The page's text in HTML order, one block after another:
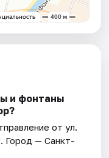
и фонтаны
от ул.
. Город — Санкт-